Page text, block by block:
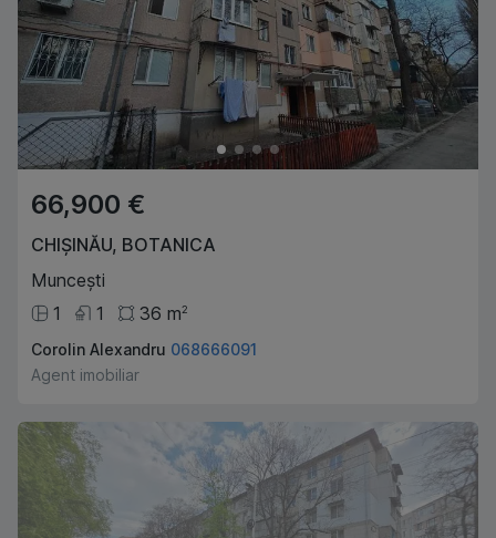
66,900 €
CHIȘINĂU, BOTANICA
Muncești
1
1 36 m2
Corolin Alexandru 068666091
Agent imobiliar